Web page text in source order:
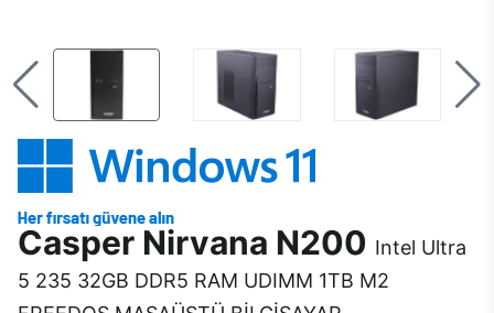
Casper Nirvana N200 Intel Ultra
5 235 32GB DDR5 RAM UDIMM 1TB M2